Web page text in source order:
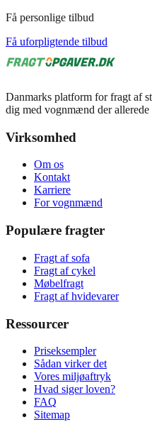
Få personlige tilbud
Få uforpligtende tilbud
Danmarks platform for fragt af
dig med vognmænd der allerede
Virksomhed
Om os
Kontakt
Karriere
For vognmænd
Populære fragter
Fragt af sofa
Fragt af cykel
Møbelfragt
Fragt af hvidevarer
Ressourcer
Priseksempler
Sådan virker det
Vores miljøaftryk
Hvad siger loven?
FAQ
Sitemap